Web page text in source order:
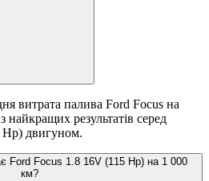
витрата палива Ford Focus на
найкращих результатів серед
Hp) двигуном.
Ford Focus 1.8 16V (115 Hp) на 1 000
км?